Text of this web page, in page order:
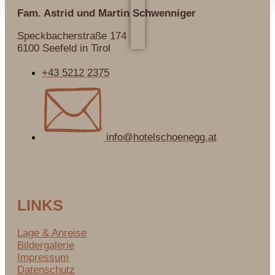
Fam. Astrid und Martin Schwenniger
Speckbacherstraße 174
6100 Seefeld in Tirol
+43 5212 2375
info@hotelschoenegg.at
LINKS
Lage & Anreise
Bildergalerie
Impressum
Datenschutz